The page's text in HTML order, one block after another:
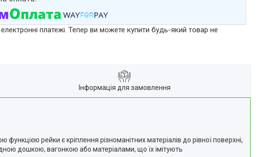
електронні платежі. Тепер ви можете купити будь-який товар не
Інформація для замовлення
рейки є кріплення різноманітних матеріалів до рівної поверхні,
дошкою, вагонкою або матеріалами, що їх імітують